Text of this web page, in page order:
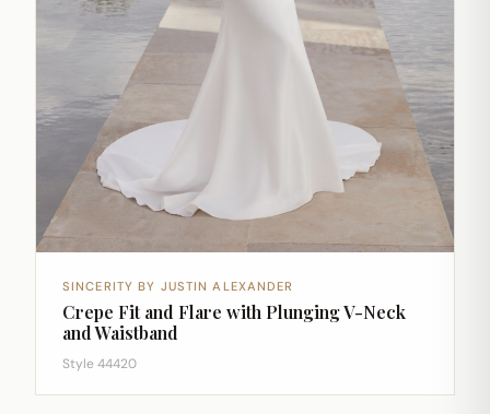
SINCERITY BY JUSTIN ALEXANDER
Crepe Fit and Flare with Plunging V-Neck
and Waistband
Style 44420